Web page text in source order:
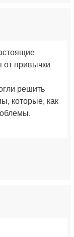
от привычки
решить
которые, как